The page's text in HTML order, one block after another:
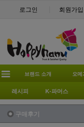
로그인 회원가입
브랜드 소개 오메
레시피 K-파머스
구매후기